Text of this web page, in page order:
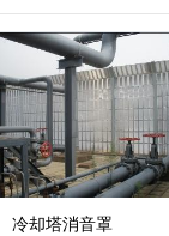
冷却塔消音罩